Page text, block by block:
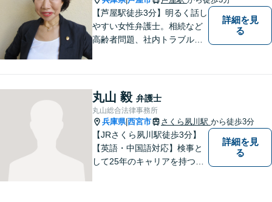
【芦屋駅徒歩3分】明るく話し
やすい女性弁護士。相続など
高齢者問題、社内トラブル
る方は、お気軽にご連絡下さ
い。【宅建士・行政書士資格
保持】
詳細を見
る
丸山 毅 弁護士
丸山総合法律事務所
兵庫県|西宮市 さくら夙川駅 から徒歩3分
【JRさくら夙川駅徒歩3分】
【英語・中国語対応】検事と
して25年のキャリアを持つ弁
詳細を見
る